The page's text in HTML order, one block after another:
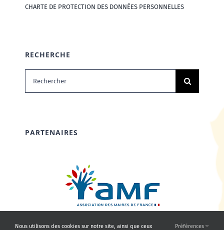
CHARTE DE PROTECTION DES DONNÉES PERSONNELLES
RECHERCHE
Rechercher:
PARTENAIRES
Nous utilisons des cookies sur notre site, ainsi que ceux Préférences